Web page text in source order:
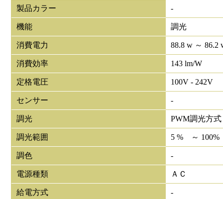
製品カラー -
機能 調光
消費電力 88.8 w ～ 86.2
消費効率 143 lm/W
定格電圧 100V - 242V
センサー -
調光 PWM調光方式
調光範囲 5 % ～ 100%
調色 -
電源種類 ＡＣ
給電方式 -